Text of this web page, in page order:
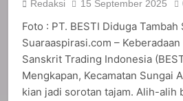
Redaksi 15 September 2025
Foto : PT. BESTI Diduga
Suaraaspirasi.com –
Sanskrit Trading Indonesia
Mengkapan, Kecamatan Sungai
kian jadi sorotan tajam. Alih-alih